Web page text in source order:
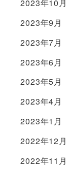
2023年10月
2023年9月
2023年7月
2023年6月
2023年5月
2023年4月
2023年1月
2022年12月
2022年11月